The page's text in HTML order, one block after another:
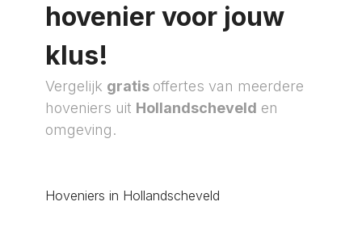
hovenier voor jouw
klus!
Vergelijk gratis offertes van meerdere
hoveniers uit Hollandscheveld en
omgeving.
Hoveniers in Hollandscheveld